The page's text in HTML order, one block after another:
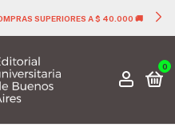
SUPERIORES A $ 40.000 🚚
0